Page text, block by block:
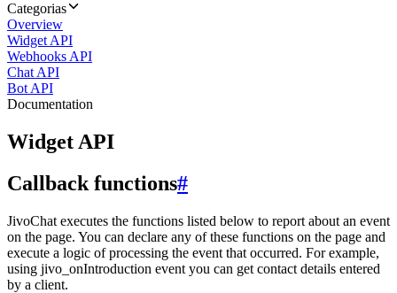
Categorias
Overview
Widget API
Webhooks API
Chat API
Bot API
Documentation
Widget API
Callback functions#
JivoChat executes the functions listed below to report about an event
on the page. You can declare any of these functions on the page and
execute a logic of processing the event that occurred. For example,
using jivo_onIntroduction event you can get contact details entered
by a client.